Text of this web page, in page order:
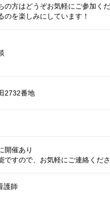
の方はどうぞお気軽にご参加くだ
のを楽しみにしています！
2732番地
開催あり
ですので、お気軽にご連絡くださ
師